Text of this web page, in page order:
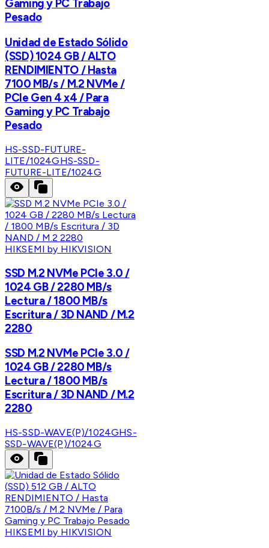
Gaming y PC Trabajo
Pesado
Unidad de Estado Sólido
(SSD) 1024 GB / ALTO
RENDIMIENTO / Hasta
7100 MB/s / M.2 NVMe /
PCIe Gen 4 x4 / Para
Gaming y PC Trabajo
Pesado
HS-SSD-FUTURE-
LITE/1024GHS-SSD-
FUTURE-LITE/1024G
HIKSEMI by HIKVISION
SSD M.2 NVMe PCIe 3.0 /
1024 GB / 2280 MB/s
Lectura / 1800 MB/s
Escritura / 3D NAND / M.2
2280
SSD M.2 NVMe PCIe 3.0 /
1024 GB / 2280 MB/s
Lectura / 1800 MB/s
Escritura / 3D NAND / M.2
2280
HS-SSD-WAVE(P)/1024GHS-
SSD-WAVE(P)/1024G
HIKSEMI by HIKVISION